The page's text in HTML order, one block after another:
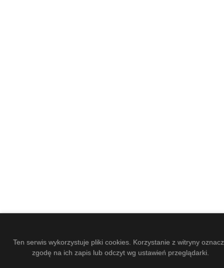
Ten serwis wykorzystuje pliki cookies. Korzystanie z witryny
zgodę na ich zapis lub odczyt wg ustawień przeglądarki.